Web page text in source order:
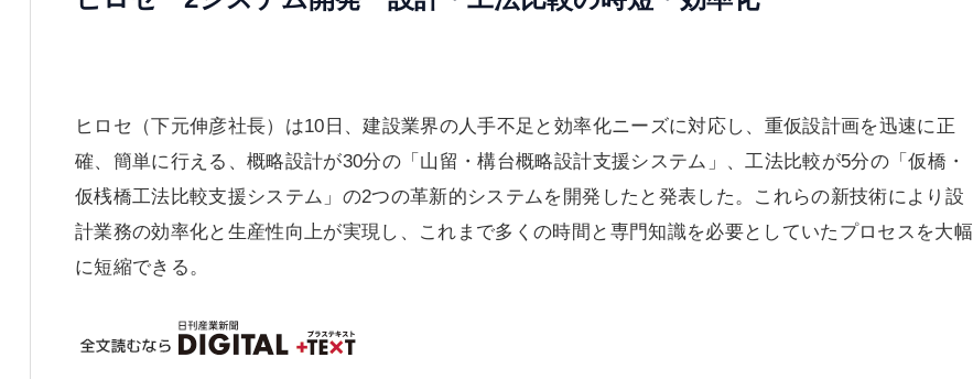
ヒロセ（下元伸彦社長）は10日、建設業界の人手不足と効率化ニーズに対応し、重仮設計画を迅速に正
確、簡単に行える、概略設計が30分の「山留・構台概略設計支援システム」、工法比較が5分の「仮橋・
仮桟橋工法比較支援システム」の2つの革新的システムを開発したと発表した。これらの新技術により設
計業務の効率化と生産性向上が実現し、これまで多くの時間と専門知識を必要としていたプロセスを大幅
に短縮できる。